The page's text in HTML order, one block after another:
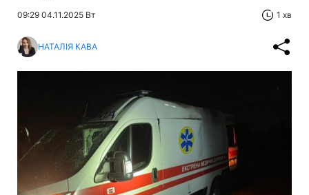
09:29 04.11.2025 Вт 1 хв
НАТАЛІЯ КАВА